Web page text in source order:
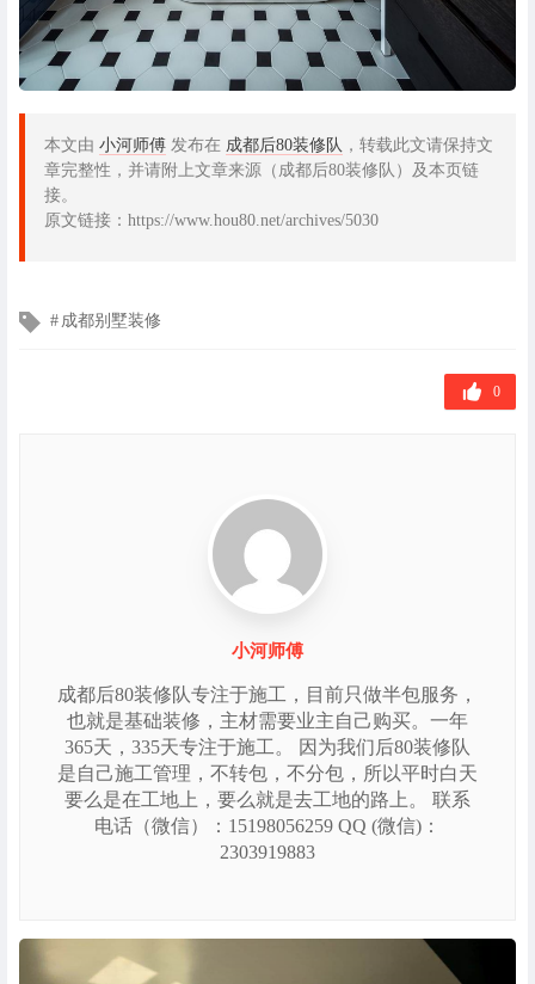
本文由 小河师傅 发布在 成都后80装修队 ，转载此文请保持文
章完整性，并请附上文章来源（成都后80装修队）及本页链
接。
原文链接：https://www.hou80.net/archives/5030
文 成都别墅装修
0
小河师傅
成都后80装修队专注于施工，目前只做半包服务，
也就是基础装修，主材需要业主自己购买。一年
365天，335天专注于施工。 因为我们后80装修队
是自己施工管理，不转包，不分包，所以平时白天
要么是在工地上，要么就是去工地的路上。 联系
电话（微信）：15198056259 QQ (微信)：
2303919883